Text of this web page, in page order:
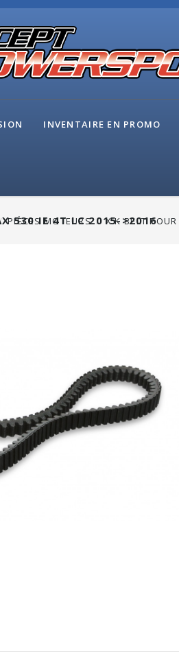
INVENTAIRE EN PROMO
530 IE 4T LC 2015->2016
PIÈCES MOTEURS X K BELT